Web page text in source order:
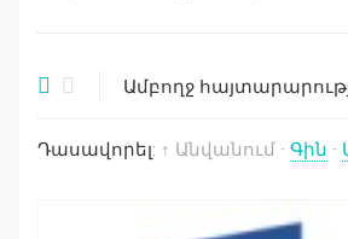
Ամբողջ
Դասավորել: ↑ Անվանում · Գին ·